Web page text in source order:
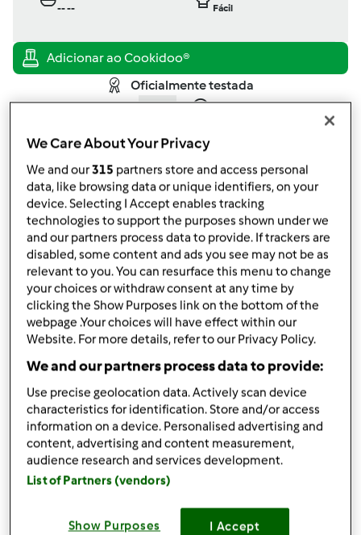
----
Fácil
Oficialmente testada
TM31
published: 18.04.2012
alterado: 31.10.2012
Adicionar às minhas coleções
Partilhar receita
Criar uma variante
Ingredientes
Ingredientes p/ a Varoma:
200grepolho,picado
1cenoura, cortada às rodelas
Ingredientes p/ o copo:
300 g brócolos, cortados em pequenos floretes
1curgete,pequena, cortada em pedaços
tomate, cortado em pedaços
We Care About Your Privacy
We and our315 partners store and access personal
data, like browsing data or unique identifiers, on your
device. Selecting I Accept enables tracking
technologies to support the purposes shown under we
and our partners process data to provide. If trackers are
disabled, some content and ads you see may not be as
relevant to you. You can resurface this menu to change
your choices or withdraw consent at any time by
clicking the Show Purposes link on the bottom of the
webpage .Your choices will have effect within our
Website. For more details, refer to our Privacy Policy.
We and our partners process data to provide:
Use precise geolocation data. Actively scan device
characteristics for identification. Store and/or access
information on a device. Personalised advertising and
content, advertising and content measurement,
audience research and services development.
List of Partners (vendors)
Show Purposes I Accept